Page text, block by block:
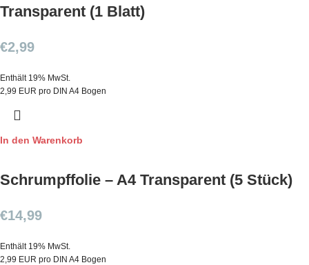
Transparent (1 Blatt)
€2,99
Enthält 19% MwSt.
2,99 EUR pro DIN A4 Bogen
In den Warenkorb
Schrumpffolie – A4 Transparent (5 Stück)
€14,99
Enthält 19% MwSt.
2,99 EUR pro DIN A4 Bogen